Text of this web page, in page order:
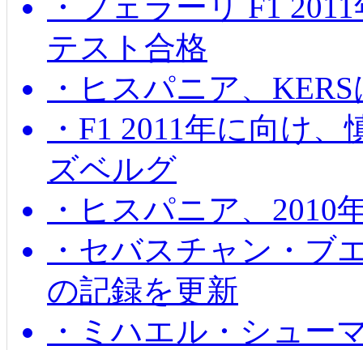
・フェラーリ F1
テスト合格
・ヒスパニア、
・F1 2011年に向け
ズベルグ
・ヒスパニア、2010
・セバスチャン・ブ
の記録を更新
・ミハエル・シュー